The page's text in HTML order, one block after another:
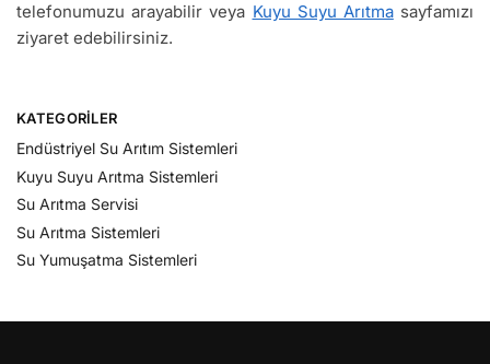
telefonumuzu arayabilir veya Kuyu Suyu Arıtmasayfamızı
ziyaret edebilirsiniz.
KATEGORILER
Endüstriyel Su Arıtım Sistemleri
Kuyu Suyu Arıtma Sistemleri
Su Arıtma Servisi
Su Arıtma Sistemleri
Su Yumuşatma Sistemleri